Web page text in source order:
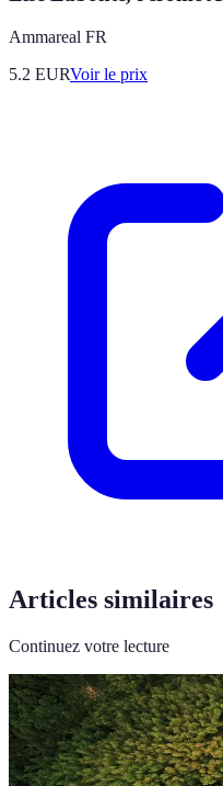
Ammareal FR
5.2 EURVoir le prix
Articles similaires
Continuez votre lecture